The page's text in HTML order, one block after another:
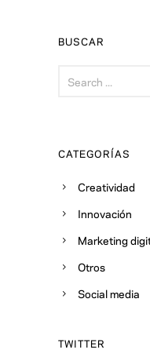
BUSCAR
CATEGORÍAS
Creatividad
Innovación
Marketing
Otros
Social media
TWITTER